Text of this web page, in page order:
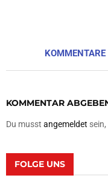
KOMMENTARE
KOMMENTAR
Du musst angemeldet
FOLGE UNS